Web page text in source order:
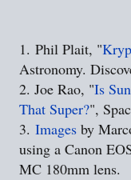
1. Phil Plait, "
Astronomy.
2. Joe Rao, "Is
That Super?",
3. Images by
using a Canon
MC 180mm lens.